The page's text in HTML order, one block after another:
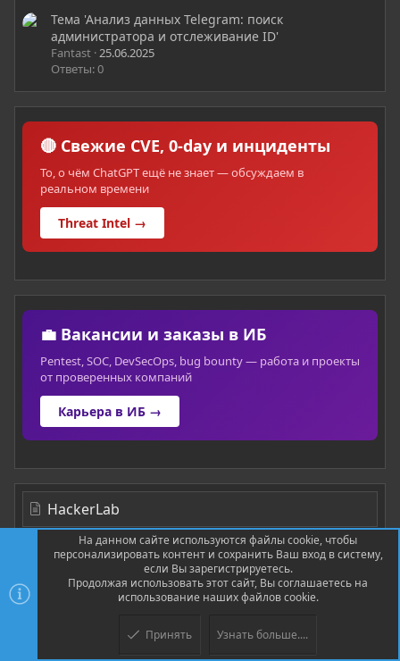
Тема 'Анализ данных Telegram: поиск
администратора и отслеживание ID'
Fantast 25.06.2025
Ответы: 0
🔴 Свежие CVE, 0-day и инциденты
То, о чём ChatGPT ещё не знает — обсуждаем в
реальном времени
Threat Intel →
💼 Вакансии и заказы в ИБ
Pentest, SOC, DevSecOps, bug bounty — работа и проекты
от проверенных компаний
Карьера в ИБ →
HackerLab
На данном сайте используются файлы cookie, чтобы
персонализировать контент и сохранить Ваш вход в систему,
если Вы зарегистрируетесь.
Продолжая использовать этот сайт, Вы соглашаетесь на
использование наших файлов cookie.
Принять Узнать больше....